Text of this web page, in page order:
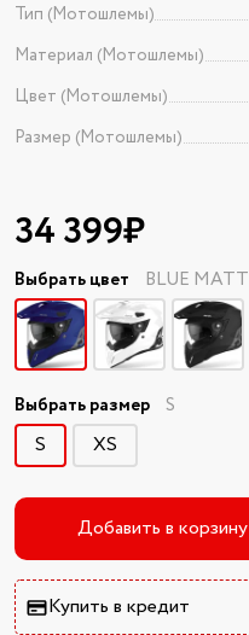
Тип (Мотошлемы)
Материал (Мотошлемы)
Цвет (Мотошлемы)
Размер (Мотошлемы)
34 399₽
Выбрать цвет BLUE MATT
Выбрать размер S
S XS
Добавить в корзину
Купить в кредит